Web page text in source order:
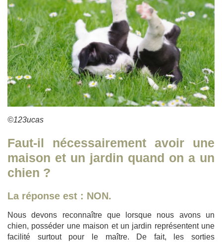
©123ucas
Faut-il nécessairement avoir une
maison et un jardin quand on a un
chien ?
La réponse est : NON.
Nous devons reconnaître que lorsque nous avons un
chien, posséder une maison et un jardin représentent une
facilité surtout pour le maître. De fait, les sorties